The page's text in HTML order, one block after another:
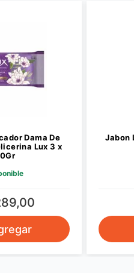
Dama De
Lux 3 x
Jabon